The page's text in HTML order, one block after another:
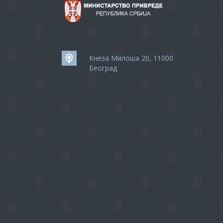
Кнеза Милоша 20, 11000
Београд